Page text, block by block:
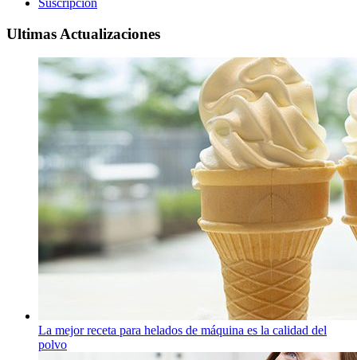
Suscripción
Ultimas Actualizaciones
La mejor receta para helados de máquina es la calidad del
polvo